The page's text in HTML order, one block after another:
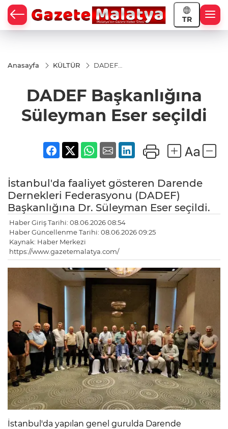
TR
Anasayfa KÜLTÜR
DADEF
Eser seçildi
DADEF Başkanlığına
Süleyman Eser seçildi
İstanbul'da faaliyet gösteren Darende
Dernekleri Federasyonu (DADEF)
Başkanlığına Dr. Süleyman Eser seçildi.
Haber Giriş Tarihi: 08.06.2026 08:54
Haber Güncellenme Tarihi: 08.06.2026 09:25
Kaynak: Haber Merkezi
https://www.gazetemalatya.com/
İstanbul'da yapılan genel gurulda Darende